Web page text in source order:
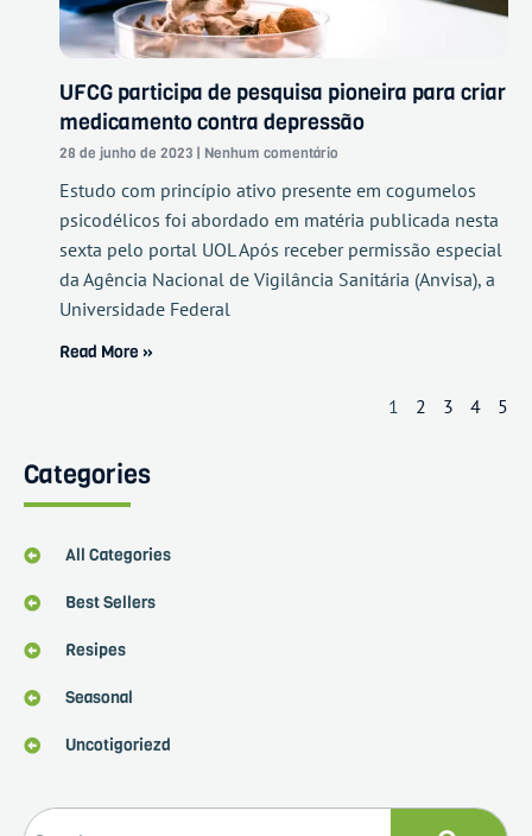
Categories
All Categories
Best Sellers
Resipes
Seasonal
Uncotigoriezd
UFCG participa de pesquisa pioneira para criar
medicamento contra depressão
28 de junho de 2023 Nenhum comentário
Estudo com princípio ativo presente em cogumelos
psicodélicos foi abordado em matéria publicada nesta
sexta pelo portal UOL Após receber permissão especial
da Agência Nacional de Vigilância Sanitária (Anvisa), a
Universidade Federal
Read More »
1 2 3 4 5